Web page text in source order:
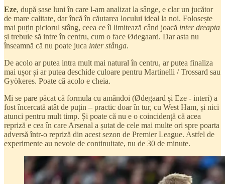
Eze, după șase luni în care l-am analizat la sânge, e clar un jucător
de mare calitate, dar încă în căutarea locului ideal la noi. Folosește
mai puțin piciorul stâng, ceea ce îl limitează când joacă inter dreapta
și trebuie să intre în centru, cum o face Ødegaard. Dar asta nu
înseamnă că nu poate juca inter stânga.
De acolo ar putea intra mult mai natural în centru, ar putea finaliza
mai ușor și ar putea deschide culoare pentru Martinelli / Trossard sau
Gyökeres. Poate că acolo e cheia.
Mi se pare păcat că formula cu amândoi (Ødegaard și Eze - interi) a
fost încercată atât de puțin – practic doar în tur, cu West Ham, și nici
atunci pentru mult timp. Și poate că nu e o coincidență că acea
repriză e cea în care Arsenal a șutat de cele mai multe ori spre poarta
adversă într-o repriză din acest sezon de Premier League. Astfel de
experimente au nevoie de continuitate, nu de 30 de minute.